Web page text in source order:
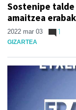
Sostenipe
amaitzea
2022 mar 03 1
GIZARTEA